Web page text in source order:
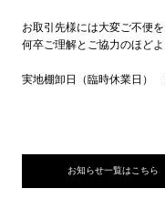
お取引先様には大変ご不便
何卒ご理解とご協力のほど
実地棚卸日（臨時休業日）
お知らせ一覧はこちら